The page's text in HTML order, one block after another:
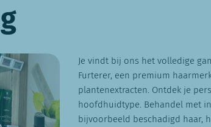
Je vindt bij ons het volledige
Furterer, een premium
plantenextracten. Ontdek je
hoofdhuidtype. Behandel met
bijvoorbeeld beschadigd haar,